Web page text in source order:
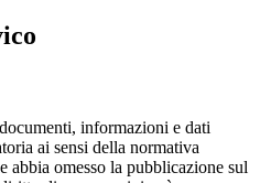
informazioni e dati
ai sensi della normativa
abbia omesso la pubblicazione sul